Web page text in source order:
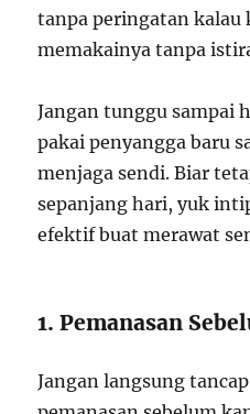
tanpa peringatan kalau
memakainya tanpa
Jangan tunggu sampai
pakai penyangga baru
menjaga sendi. Biar
sepanjang hari, yuk
efektif buat merawat
1. Pemanasan
Jangan langsung